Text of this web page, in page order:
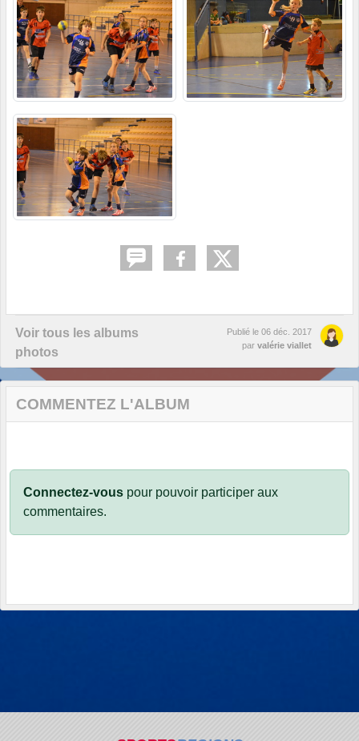
Voir tous les albums
photos
Publié le 06 déc. 2017
par valérie viallet
COMMENTEZ L'ALBUM
Connectez-vous pour pouvoir participer aux
commentaires.